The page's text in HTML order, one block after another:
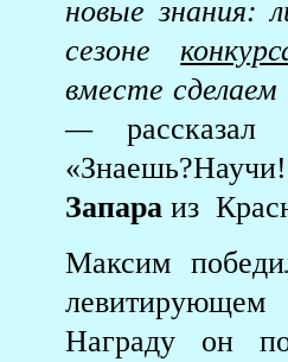
новые знания:
сезоне
вместе сделаем
—
Запара из
Максим
Награду он